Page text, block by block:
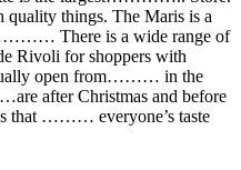
things. The Maris is a
There is a wide range of
for shoppers with
open from……… in the
after Christmas and before
that ……… everyone’s taste